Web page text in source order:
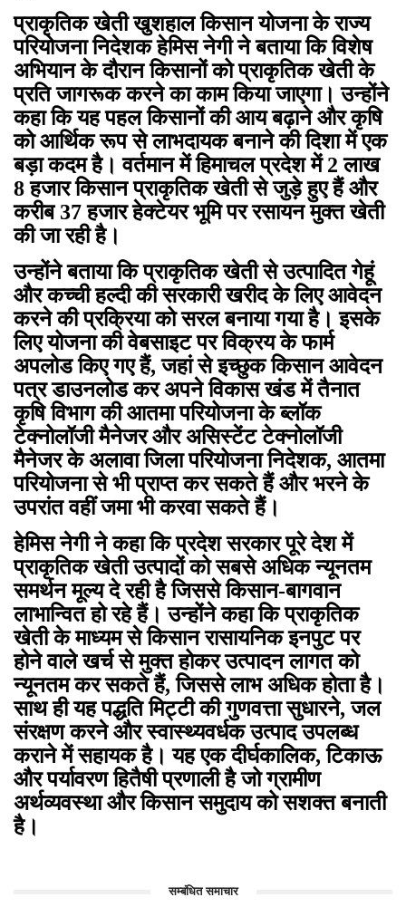
प्राकृतिक खेती खुशहाल किसान योजना के राज्य
परियोजना निदेशक हेमिस नेगी ने बताया कि विशेष
अभियान के दौरान किसानों को प्राकृतिक खेती के
प्रति जागरूक करने का काम किया जाएगा। उन्होंने
कहा कि यह पहल किसानों की आय बढ़ाने और कृषि
को आर्थिक रूप से लाभदायक बनाने की दिशा में एक
बड़ा कदम है। वर्तमान में हिमाचल प्रदेश में 2 लाख
8 हजार किसान प्राकृतिक खेती से जुड़े हुए हैं और
करीब 37 हजार हेक्टेयर भूमि पर रसायन मुक्त खेती
की जा रही है।
उन्होंने बताया कि प्राकृतिक खेती से उत्पादित गेहूं
और कच्ची हल्दी की सरकारी खरीद के लिए आवेदन
करने की प्रक्रिया को सरल बनाया गया है। इसके
लिए योजना की वेबसाइट पर विक्रय के फार्म
अपलोड किए गए हैं, जहां से इच्छुक किसान आवेदन
पत्र डाउनलोड कर अपने विकास खंड में तैनात
कृषि विभाग की आतमा परियोजना के ब्लॉक
टेक्नोलॉजी मैनेजर और असिस्टेंट टेक्नोलॉजी
मैनेजर के अलावा जिला परियोजना निदेशक, आतमा
परियोजना से भी प्राप्त कर सकते हैं और भरने के
उपरांत वहीं जमा भी करवा सकते हैं।
हेमिस नेगी ने कहा कि प्रदेश सरकार पूरे देश में
प्राकृतिक खेती उत्पादों को सबसे अधिक न्यूनतम
समर्थन मूल्य दे रही है जिससे किसान-बागवान
लाभान्वित हो रहे हैं। उन्होंने कहा कि प्राकृतिक
खेती के माध्यम से किसान रासायनिक इनपुट पर
होने वाले खर्च से मुक्त होकर उत्पादन लागत को
न्यूनतम कर सकते हैं, जिससे लाभ अधिक होता है।
साथ ही यह पद्धति मिट्टी की गुणवत्ता सुधारने, जल
संरक्षण करने और स्वास्थ्यवर्धक उत्पाद उपलब्ध
कराने में सहायक है। यह एक दीर्घकालिक, टिकाऊ
और पर्यावरण हितैषी प्रणाली है जो ग्रामीण
अर्थव्यवस्था और किसान समुदाय को सशक्त बनाती
है।
सम्बंधित समाचार